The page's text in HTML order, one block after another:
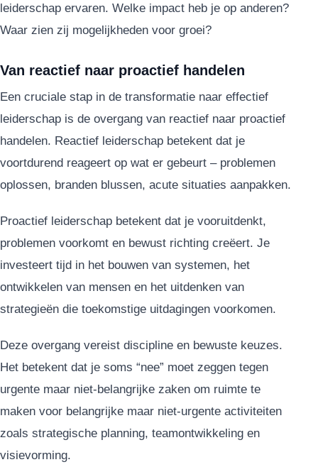
leiderschap ervaren. Welke impact heb je op anderen?
Waar zien zij mogelijkheden voor groei?
Van reactief naar proactief handelen
Een cruciale stap in de transformatie naar effectief
leiderschap is de overgang van reactief naar proactief
handelen. Reactief leiderschap betekent dat je
voortdurend reageert op wat er gebeurt – problemen
oplossen, branden blussen, acute situaties aanpakken.
Proactief leiderschap betekent dat je vooruitdenkt,
problemen voorkomt en bewust richting creëert. Je
investeert tijd in het bouwen van systemen, het
ontwikkelen van mensen en het uitdenken van
strategieën die toekomstige uitdagingen voorkomen.
Deze overgang vereist discipline en bewuste keuzes.
Het betekent dat je soms “nee” moet zeggen tegen
urgente maar niet-belangrijke zaken om ruimte te
maken voor belangrijke maar niet-urgente activiteiten
zoals strategische planning, teamontwikkeling en
visievorming.